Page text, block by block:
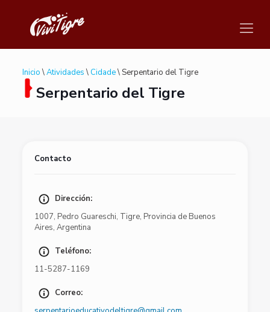
Inicio \Atividades \ Cidade\ Serpentario del Tigre
Serpentario del Tigre
Contacto
Dirección:
1007, Pedro Guareschi, Tigre, Provincia de Buenos
Aires, Argentina
Teléfono:
11-5287-1169
Correo: